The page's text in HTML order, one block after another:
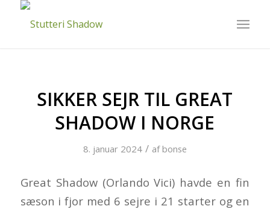
SIKKER SEJR TIL GREAT
SHADOW I NORGE
8. januar 2024 / afbonse
Great Shadow (Orlando Vici) havde en fin
sæson i fjor med 6 sejre i 21 starter og en